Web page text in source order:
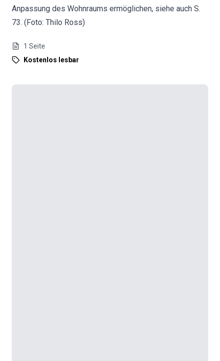
Anpassung des Wohnraums ermöglichen, siehe auch S.
73. (Foto: Thilo Ross)
1 Seite
Kostenlos lesbar